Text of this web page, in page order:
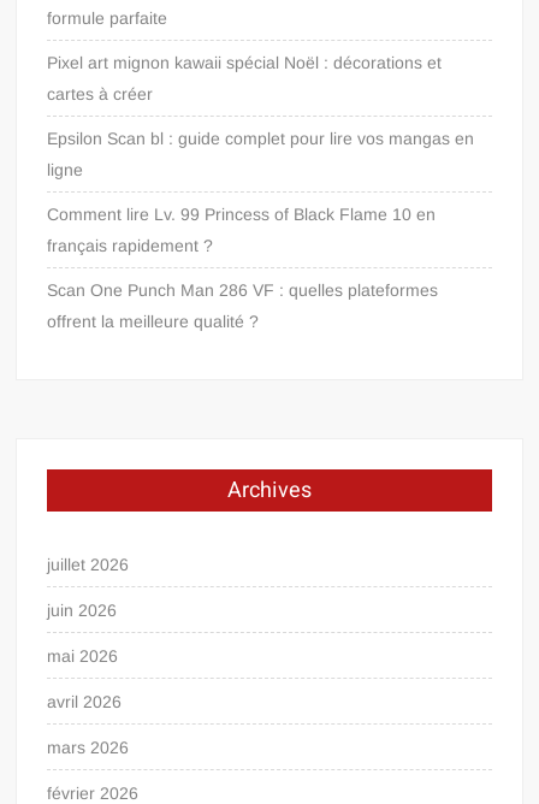
formule parfaite
Pixel art mignon kawaii spécial Noël : décorations et
cartes à créer
Epsilon Scan bl : guide complet pour lire vos mangas en
ligne
Comment lire Lv. 99 Princess of Black Flame 10 en
français rapidement ?
Scan One Punch Man 286 VF : quelles plateformes
offrent la meilleure qualité ?
Archives
juillet 2026
juin 2026
mai 2026
avril 2026
mars 2026
février 2026